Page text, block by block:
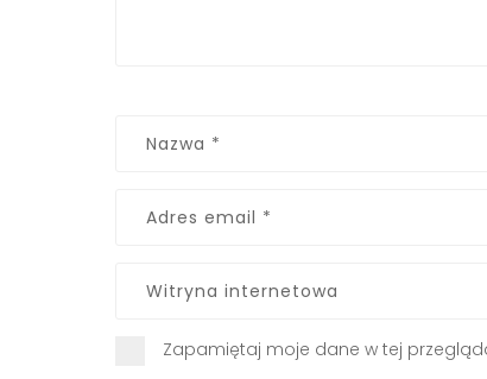
Zapamiętaj moje dane w tej